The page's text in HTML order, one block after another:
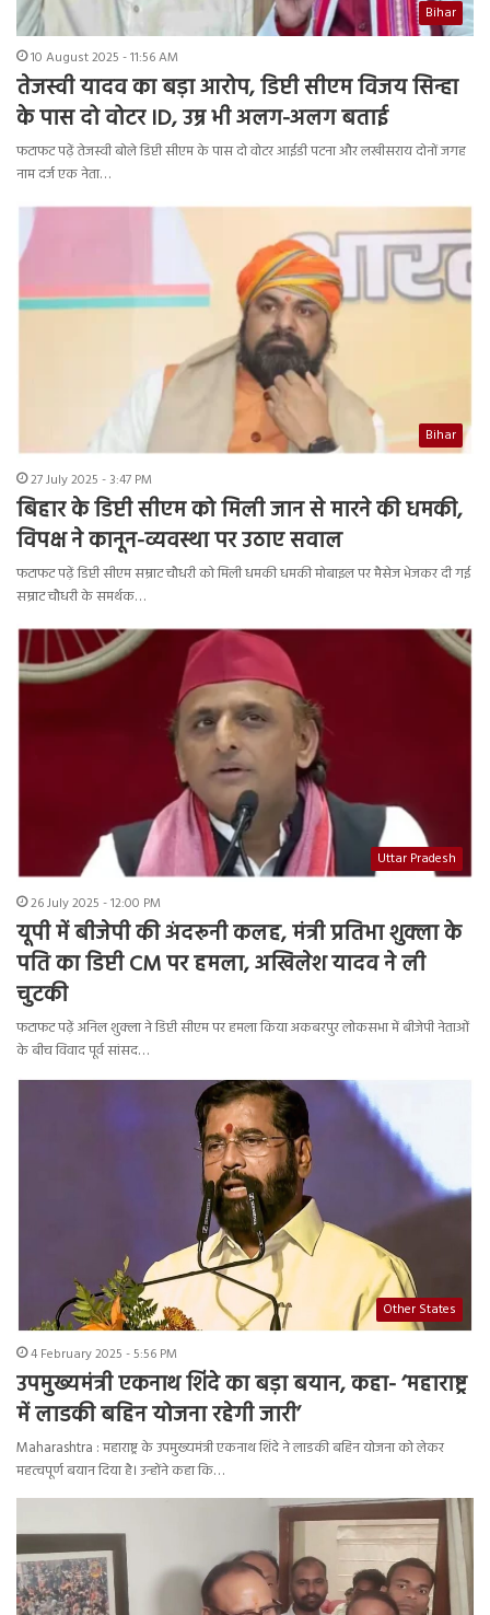
Bihar
10 August 2025 - 11:56 AM
तेजस्वी यादव का बड़ा आरोप, डिप्टी सीएम विजय सिन्हा
के पास दो वोटर ID, उम्र भी अलग-अलग बताई
फटाफट पढ़ें तेजस्वी बोले डिप्टी सीएम के पास दो वोटर आईडी पटना और लखीसराय दोनों जगह
नाम दर्ज एक नेता…
Bihar
27 July 2025 - 3:47 PM
बिहार के डिप्टी सीएम को मिली जान से मारने की धमकी,
विपक्ष ने कानून-व्यवस्था पर उठाए सवाल
फटाफट पढ़ें डिप्टी सीएम सम्राट चौधरी को मिली धमकी धमकी मोबाइल पर मैसेज भेजकर दी गई
सम्राट चौधरी के समर्थक…
Uttar Pradesh
26 July 2025 - 12:00 PM
यूपी में बीजेपी की अंदरूनी कलह, मंत्री प्रतिभा शुक्ला के
पति का डिप्टी CM पर हमला, अखिलेश यादव ने ली
चुटकी
फटाफट पढ़ें अनिल शुक्ला ने डिप्टी सीएम पर हमला किया अकबरपुर लोकसभा में बीजेपी नेताओं
के बीच विवाद पूर्व सांसद…
Other States
4 February 2025 - 5:56 PM
उपमुख्यमंत्री एकनाथ शिंदे का बड़ा बयान, कहा- ‘महाराष्ट्र
में लाडकी बहिन योजना रहेगी जारी’
Maharashtra : महाराष्ट्र के उपमुख्यमंत्री एकनाथ शिंदे ने लाडकी बहिन योजना को लेकर
महत्वपूर्ण बयान दिया है। उन्होंने कहा कि…